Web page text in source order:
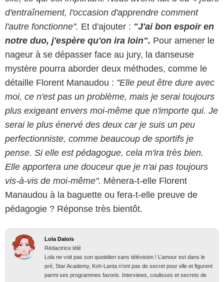
d'entraînement, l'occasion d'apprendre comment
l'autre fonctionne". Et d'ajouter : "J'ai bon espoir en
notre duo, j'espère qu'on ira loin". Pour amener le
nageur à se dépasser face au jury, la danseuse
mystère pourra aborder deux méthodes, comme le
détaille Florent Manaudou : "Elle peut être dure avec
moi, ce n'est pas un problème, mais je serai toujours
plus exigeant envers moi-même que n'importe qui. Je
serai le plus énervé des deux car je suis un peu
perfectionniste, comme beaucoup de sportifs je
pense. Si elle est pédagogue, cela m'ira très bien.
Elle apportera une douceur que je n'ai pas toujours
vis-à-vis de moi-même". Mènera-t-elle Florent
Manaudou à la baguette ou fera-t-elle preuve de
pédagogie ? Réponse très bientôt.
Lola Dalois
Rédactrice télé
Lola ne voit pas son quotidien sans télévision ! L’amour est dans le
pré, Star Academy, Koh-Lanta n’ont pas de secret pour elle et figurent
parmi ses programmes favoris. Interviews, coulisses et secrets de